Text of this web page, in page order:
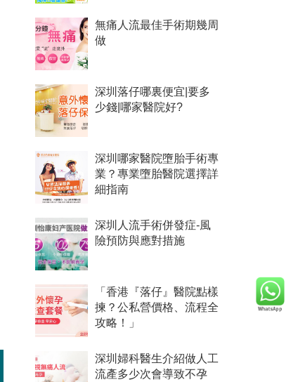
無痛人流最佳手術期幾周
做
深圳落仔哪裏便宜|要多
少錢|哪家醫院好?
深圳哪家醫院墮胎手術專
業？專業墮胎醫院選擇詳
細指南
深圳人流手術併發症-風
險預防與應對措施
「香港『落仔』醫院點樣
揀？公私營價格、流程全
攻略！」
深圳婦科醫生介紹做人工
流產多少次會導致不孕